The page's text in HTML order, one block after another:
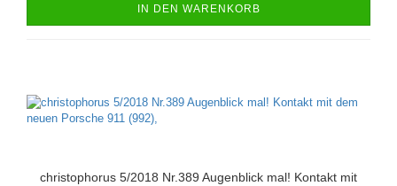
IN DEN WARENKORB
christophorus 5/2018 Nr.389 Augenblick mal! Kontakt mit